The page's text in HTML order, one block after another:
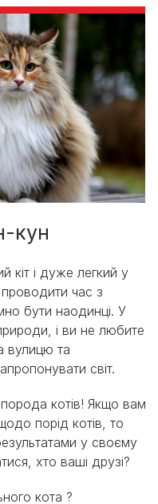
кун
кіт і дуже легкий у
час з
бути наодинці. У
і ви не любите
вулицю та
світ.
котів! Якщо вам
порід котів, то
у своєму
хто ваші друзі?
кота ?